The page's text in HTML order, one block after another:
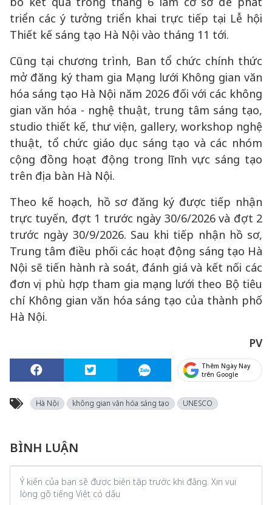
triển các ý tưởng triển khai trực tiếp tại Lễ hội
Thiết kế sáng tạo Hà Nội vào tháng 11 tới.
Cũng tại chương trình, Ban tổ chức chính thức
mở đăng ký tham gia Mạng lưới Không gian văn
hóa sáng tạo Hà Nội năm 2026 đối với các không
gian văn hóa - nghệ thuật, trung tâm sáng tạo,
studio thiết kế, thư viện, gallery, workshop nghệ
thuật, tổ chức giáo dục sáng tạo và các nhóm
cộng đồng hoạt động trong lĩnh vực sáng tạo
trên địa bàn Hà Nội.
Theo kế hoạch, hồ sơ đăng ký được tiếp nhận
trực tuyến, đợt 1 trước ngày 30/6/2026 và đợt 2
trước ngày 30/9/2026. Sau khi tiếp nhận hồ sơ,
Trung tâm điều phối các hoạt động sáng tạo Hà
Nội sẽ tiến hành rà soát, đánh giá và kết nối các
đơn vị phù hợp tham gia mạng lưới theo Bộ tiêu
chí Không gian văn hóa sáng tạo của thành phố
Hà Nội.
PV
Thêm Ngày Nay
trên Google
Hà Nội không gian văn hóa sáng tạo UNESCO
BÌNH LUẬN